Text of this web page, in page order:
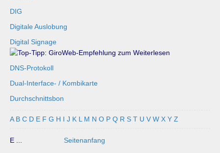
DIG
Digitale Auslobung
Digital Signage
DNS-Protokoll
Dual-Interface- / Kombikarte
Durchschnittsbon
A B C D E F G H I J K L M N O P Q R S T U V W X Y Z
E ... Seitenanfang